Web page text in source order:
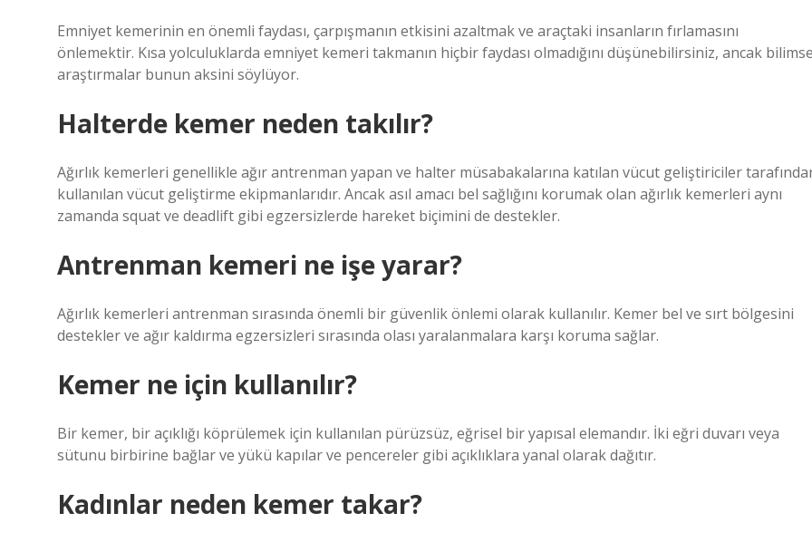
Emniyet kemerinin en önemli faydası, çarpışmanın etkisini azaltmak ve araçtaki insanların fırlamasını
önlemektir. Kısa yolculuklarda emniyet kemeri takmanın hiçbir faydası olmadığını düşünebilirsiniz, ancak
araştırmalar bunun aksini söylüyor.
Halterde kemer neden takılır?
Ağırlık kemerleri genellikle ağır antrenman yapan ve halter müsabakalarına katılan vücut geliştiriciler
kullanılan vücut geliştirme ekipmanlarıdır. Ancak asıl amacı bel sağlığını korumak olan ağırlık kemerleri aynı
zamanda squat ve deadlift gibi egzersizlerde hareket biçimini de destekler.
Antrenman kemeri ne işe yarar?
Ağırlık kemerleri antrenman sırasında önemli bir güvenlik önlemi olarak kullanılır. Kemer bel ve sırt bölgesini
destekler ve ağır kaldırma egzersizleri sırasında olası yaralanmalara karşı koruma sağlar.
Kemer ne için kullanılır?
Bir kemer, bir açıklığı köprülemek için kullanılan pürüzsüz, eğrisel bir yapısal elemandır. İki eğri duvarı veya
sütunu birbirine bağlar ve yükü kapılar ve pencereler gibi açıklıklara yanal olarak dağıtır.
Kadınlar neden kemer takar?